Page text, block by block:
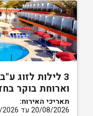
3 לילות לזוג
וארוחת בוקר
תאריכי האירוח:
20/08/2026 עד 30/08/2026